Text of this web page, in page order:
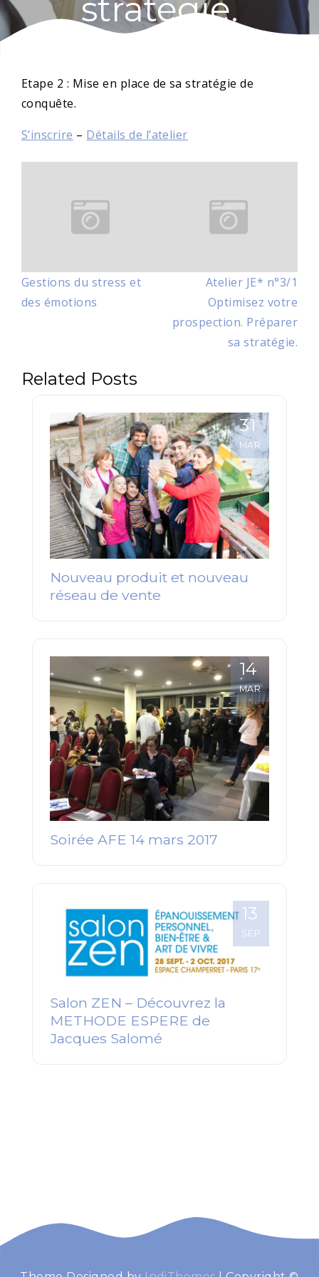
stratégie.
Etape 2 : Mise en place de sa stratégie de
conquête.
S’inscrire – Détails de l’atelier
l’article
Gestions du stress et
des émotions
Atelier JE* n°3/1
Optimisez votre
prospection. Préparer
sa stratégie.
Related Posts
31
MAR
Nouveau produit et nouveau
réseau de vente
14
MAR
Soirée AFE 14 mars 2017
13
SEP
Salon ZEN – Découvrez la
METHODE ESPERE de
Jacques Salomé